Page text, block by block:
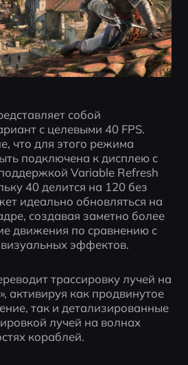
собой
с целевыми 40 FPS.
что для этого режима
подключена к дисплею с
Variable Refresh
40 делится на 120 без
идеально обновляться на
создавая заметно более
движения по сравнению с
визуальных эффектов.
трассировку лучей на
активируя как продвинутое
так и детализированные
лучей на волнах
кораблей.